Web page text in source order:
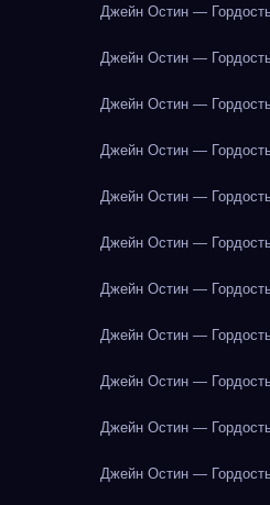
Джейн Остин —
Джейн Остин —
Джейн Остин —
Джейн Остин —
Джейн Остин —
Джейн Остин —
Джейн Остин —
Джейн Остин —
Джейн Остин —
Джейн Остин —
Джейн Остин —